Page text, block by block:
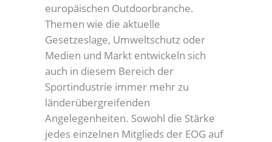
europäischen Outdoorbranche.
Themen wie die aktuelle
Gesetzeslage, Umweltschutz oder
Medien und Markt entwickeln sich
auch in diesem Bereich der
Sportindustrie immer mehr zu
länderübergreifenden
Angelegenheiten. Sowohl die Stärke
jedes einzelnen Mitglieds der EOG auf